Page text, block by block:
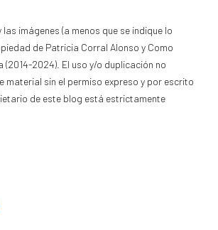
imágenes (a menos que se indique lo
de Patricia Corral Alonso y Como
(2014-2024). El uso y/o duplicación no
material sin el permiso expreso y por escrito
de este blog está estrictamente